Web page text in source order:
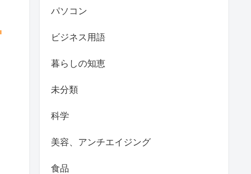
パソコン
ビジネス用語
暮らしの知恵
未分類
科学
美容、アンチエイジング
食品